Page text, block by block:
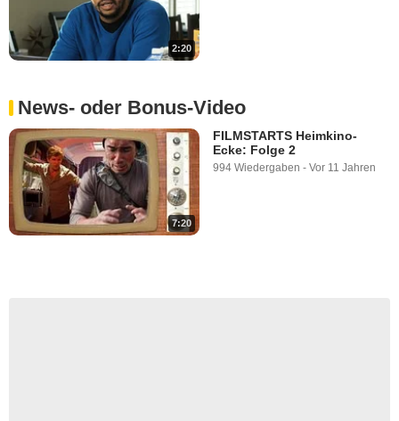
2:20
News- oder Bonus-Video
7:20
FILMSTARTS Heimkino-
Ecke: Folge 2
994 Wiedergaben - Vor 11 Jahren